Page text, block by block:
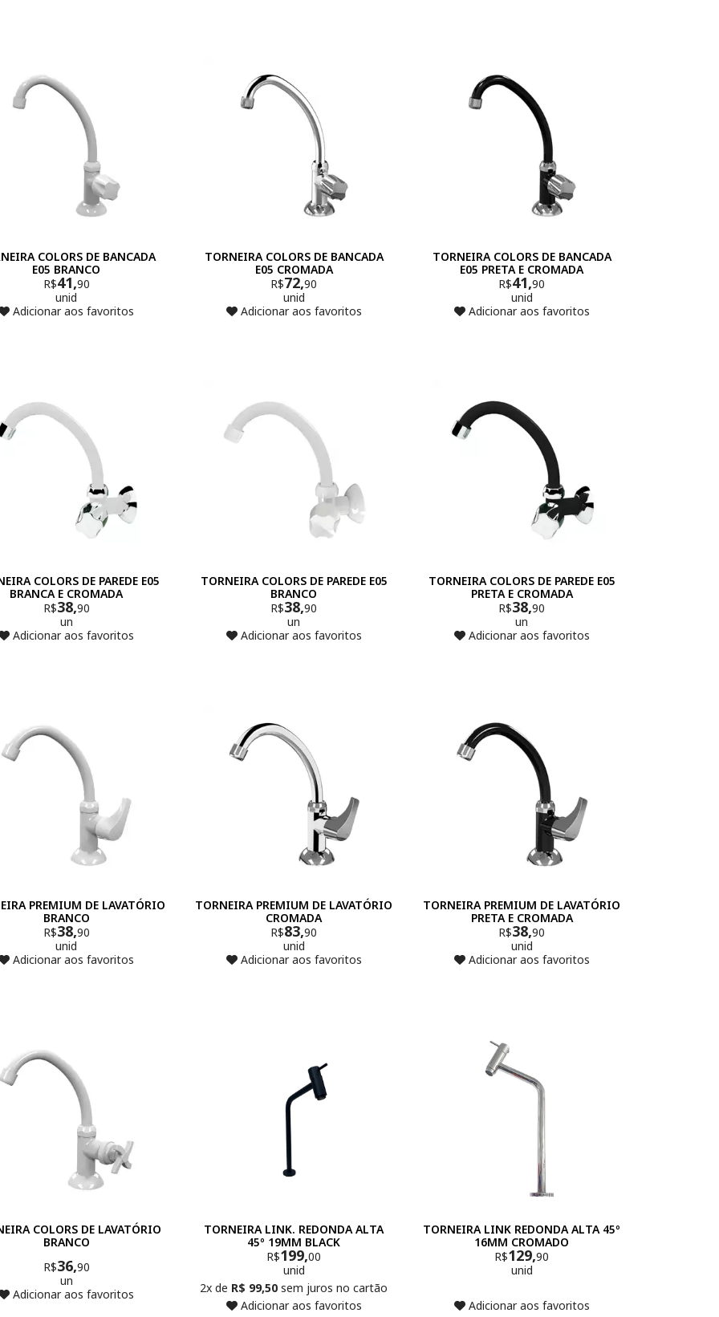
COLORS DE BANCADA
E05 BRANCO
R$41,90
unid
Adicionar aos favoritos
TORNEIRA COLORS DE BANCADA
E05 CROMADA
R$72,90
unid
Adicionar aos favoritos
TORNEIRA COLORS DE BANCADA
E05 PRETA E CROMADA
R$41,90
unid
Adicionar aos favoritos
COLORS DE PAREDE E05
BRANCA E CROMADA
R$38,90
un
Adicionar aos favoritos
TORNEIRA COLORS DE PAREDE E05
BRANCO
R$38,90
un
Adicionar aos favoritos
TORNEIRA COLORS DE PAREDE E05
PRETA E CROMADA
R$38,90
un
Adicionar aos favoritos
PREMIUM DE LAVATÓRIO
BRANCO
R$38,90
unid
Adicionar aos favoritos
TORNEIRA PREMIUM DE LAVATÓRIO
CROMADA
R$83,90
unid
Adicionar aos favoritos
TORNEIRA PREMIUM DE LAVATÓRIO
PRETA E CROMADA
R$38,90
unid
Adicionar aos favoritos
COLORS DE LAVATÓRIO
BRANCO
R$36,90
un
Adicionar aos favoritos
TORNEIRA LINK. REDONDA ALTA
45º 19MM BLACK
R$199,00
unid
2x de R$ 99,50 sem juros no cartão
Adicionar aos favoritos
TORNEIRA LINK REDONDA ALTA 45º
16MM CROMADO
R$129,90
unid
Adicionar aos favoritos